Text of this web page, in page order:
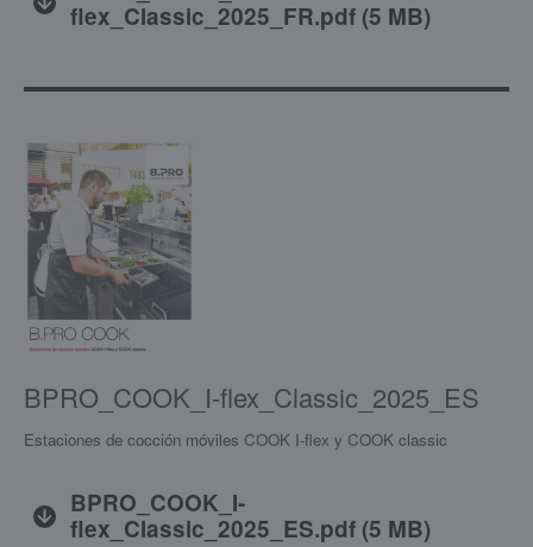
flex_Classic_2025_FR.pdf(5 MB)
BPRO_COOK_I-flex_Classic_2025_ES
Estaciones de cocción móviles COOK I-flex y COOK classic
BPRO_COOK_I-
flex_Classic_2025_ES.pdf(5 MB)